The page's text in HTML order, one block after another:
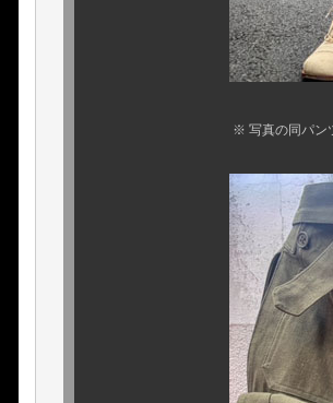
※ 写真の同パンツは、数年